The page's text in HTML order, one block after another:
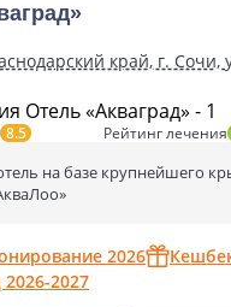
край, г. Сочи,
Рейтинг лечения
8.5
на базе крупнейшего
2026
2027